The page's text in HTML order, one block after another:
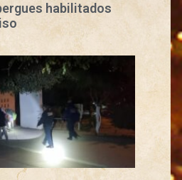
habilitados